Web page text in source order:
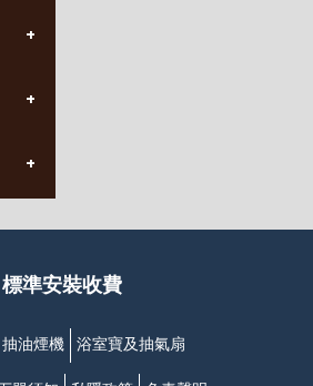
)
號
巴)
標準安裝收費
抽油煙機 浴室寶及抽氣扇